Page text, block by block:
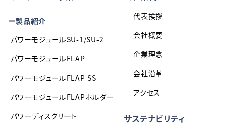
製品紹介
パワーモジュールSU-1/SU-2
パワーモジュールFLAP
パワーモジュールFLAP-SS
パワーモジュールFLAPホルダー
パワーディスクリート
代表挨拶
会社概要
企業理念
会社沿革
アクセス
サステナビリティ